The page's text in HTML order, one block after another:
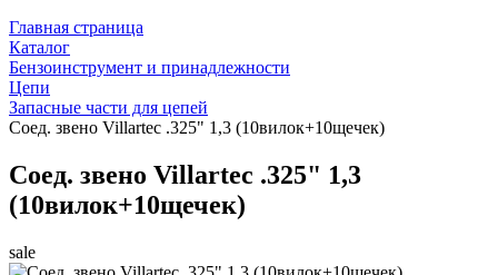
Главная страница
Каталог
Бензоинструмент и принадлежности
Цепи
Запасные части для цепей
Соед. звено Villartec .325" 1,3 (10вилок+10щечек)
Соед. звено Villartec .325" 1,3
(10вилок+10щечек)
sale